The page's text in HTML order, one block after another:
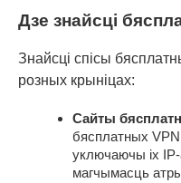
Дзе знайсці
Знайсці спісы
розных крыніцах:
Сайты
бясплатных
уключаючы іх
магчымасць